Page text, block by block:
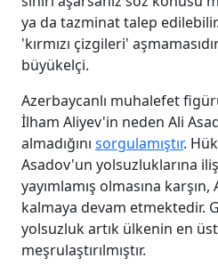
ya da tazminat talep
'kırmızı çizgileri'
büyükelçi.
Azerbaycanlı muhalefet
İlham Aliyev'in neden Ali
almadığını sorgulamıştır.
Asadov'un yolsuzluklarına
yayımlamış olmasına
kalmaya devam etmektedir.
yolsuzluk artık ülkenin en
meşrulaştırılmıştır.